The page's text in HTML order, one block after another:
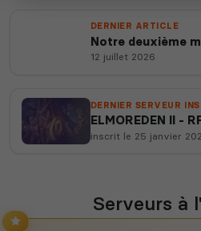
DERNIER ARTICLE
Notre deuxième
est en ligne
12 juillet 2026
DERNIER SERVEUR
ELMOREDEN II -
inscrit le 25 janvier
Serveurs à